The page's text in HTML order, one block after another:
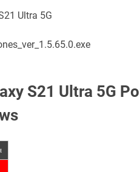
Ultra 5G
S21 Ultra 5G